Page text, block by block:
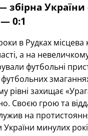
збірна України
0:1
в Рудках
а на невеличкому
футбольні
футбольних
рівні захищає
Своєю грою та
на
України минулих